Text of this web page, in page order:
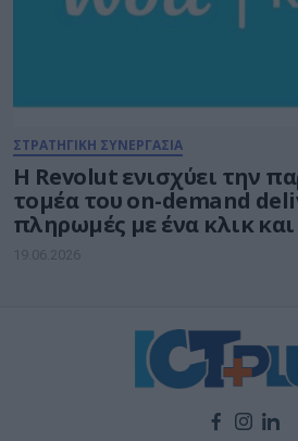
ΣΤΡΑΤΗΓΙΚΗ ΣΥΝΕΡΓΑΣΙΑ
Η Revolut ενισχύει την
τομέα του on-demand
πληρωμές με ένα κλικ
στους πελάτες της Wolt
19.06.2026